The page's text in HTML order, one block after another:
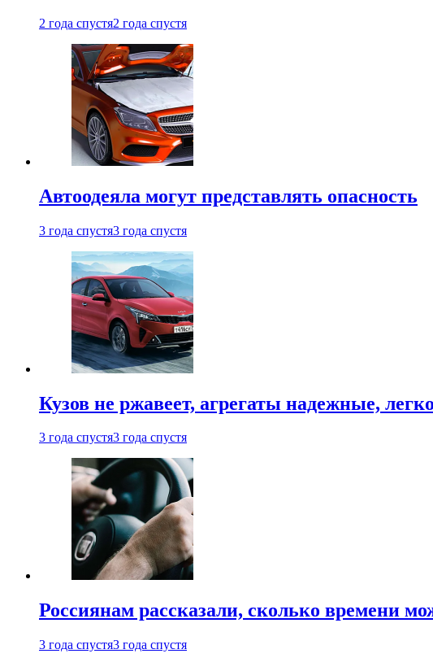
2 года спустя2 года спустя
Автоодеяла могут представлять опасность
3 года спустя3 года спустя
Кузов не ржавеет, агрегаты надежные,
3 года спустя3 года спустя
Россиянам рассказали, сколько времени
3 года спустя3 года спустя